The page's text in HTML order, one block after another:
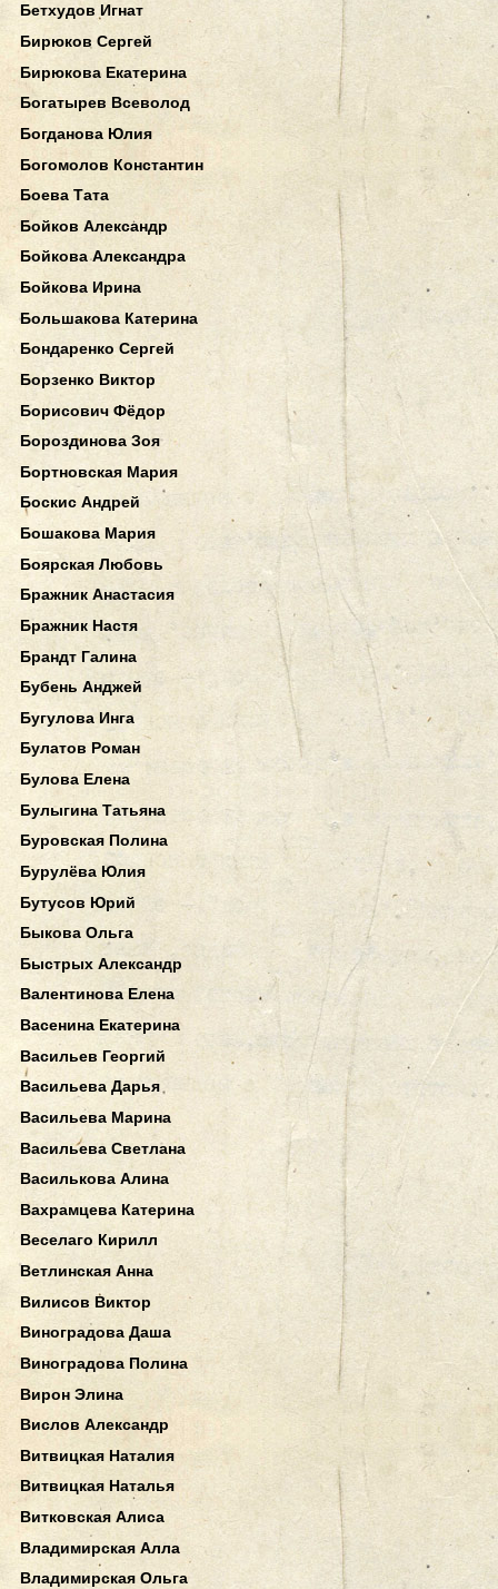
Бетхудов Игнат
Бирюков Сергей
Бирюкова Екатерина
Богатырев Всеволод
Богданова Юлия
Богомолов Константин
Боева Тата
Бойков Александр
Бойкова Александра
Бойкова Ирина
Большакова Катерина
Бондаренко Сергей
Борзенко Виктор
Борисович Фёдор
Бороздинова Зоя
Бортновская Мария
Боскис Андрей
Бошакова Мария
Боярская Любовь
Бражник Анастасия
Бражник Настя
Брандт Галина
Бубень Анджей
Бугулова Инга
Булатов Роман
Булова Елена
Булыгина Татьяна
Буровская Полина
Бурулёва Юлия
Бутусов Юрий
Быкова Ольга
Быстрых Александр
Валентинова Елена
Васенина Екатерина
Васильев Георгий
Васильева Дарья
Васильева Марина
Васильева Светлана
Василькова Алина
Вахрамцева Катерина
Веселаго Кирилл
Ветлинская Анна
Вилисов Виктор
Виноградова Даша
Виноградова Полина
Вирон Элина
Вислов Александр
Витвицкая Наталия
Витвицкая Наталья
Витковская Алиса
Владимирская Алла
Владимирская Ольга